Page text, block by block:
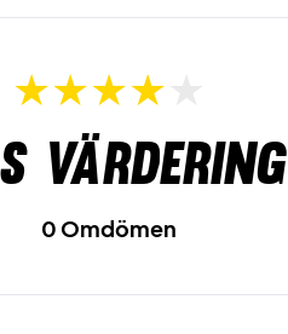
värdering
0 Omdömen